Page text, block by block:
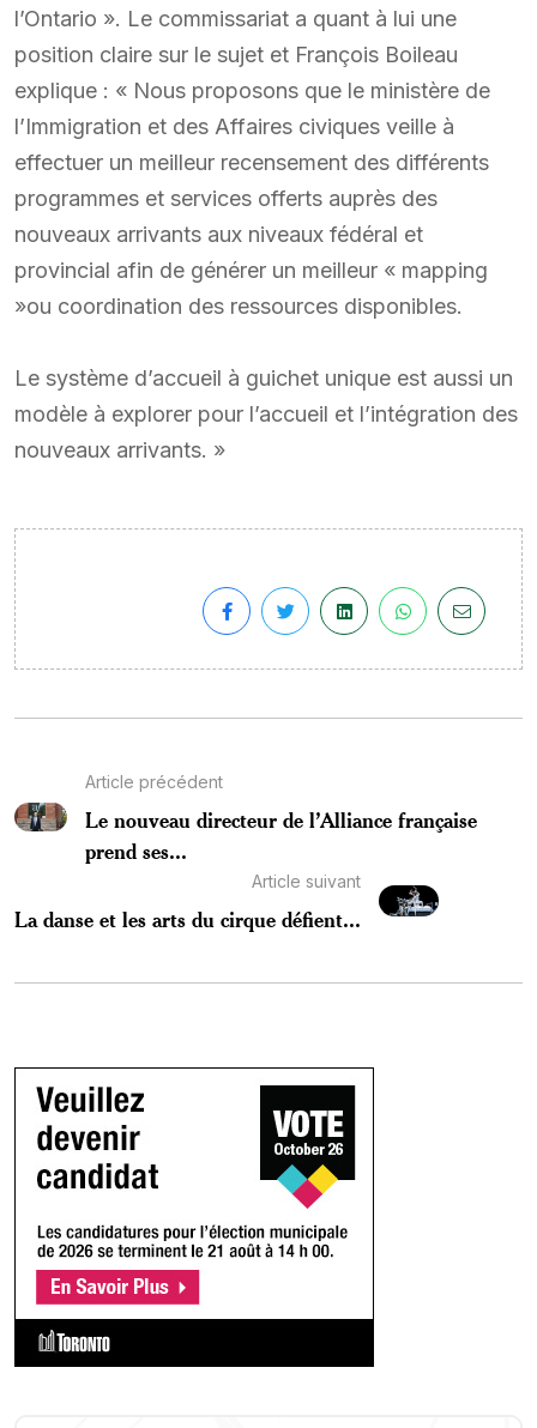
l’Ontario ». Le commissariat a quant à lui une
position claire sur le sujet et François Boileau
explique : « Nous proposons que le ministère de
l’Immigration et des Affaires civiques veille à
effectuer un meilleur recensement des différents
programmes et services offerts auprès des
nouveaux arrivants aux niveaux fédéral et
provincial afin de générer un meilleur « mapping
»ou coordination des ressources disponibles.
Le système d’accueil à guichet unique est aussi un
modèle à explorer pour l’accueil et l’intégration des
nouveaux arrivants. »
Article précédent
Le nouveau directeur de l’Alliance française
prend ses...
Article suivant
La danse et les arts du cirque défient...